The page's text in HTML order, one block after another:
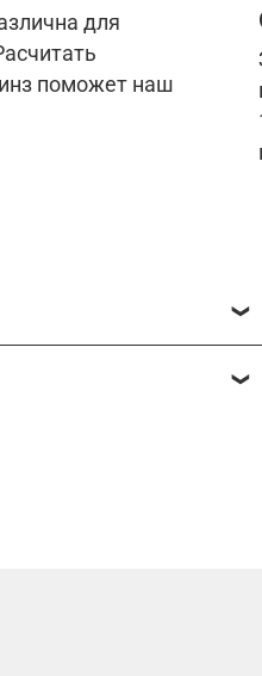
для
поможет наш
линз поможет
вместе с